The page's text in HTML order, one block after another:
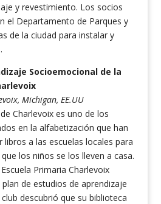
y revestimiento. Los socios
el Departamento de Parques y
de la ciudad para instalar y
Socioemocional de la
Michigan, EE.UU
Charlevoix es uno de los
en la alfabetización que han
a las escuelas locales para
los niños se los lleven a casa.
Primaria Charlevoix
de estudios de aprendizaje
descubrió que su biblioteca